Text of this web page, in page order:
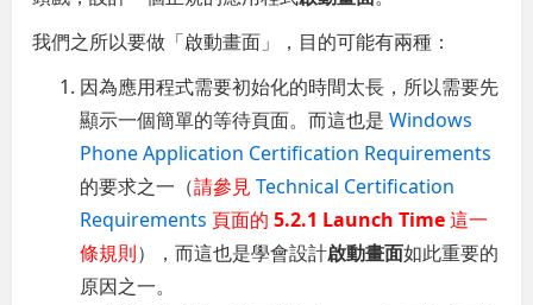
我們之所以要做「啟動畫面」，目的可能有兩種：
因為應用程式需要初始化的時間太長，所以需要先
顯示一個簡單的等待頁面。而這也是Windows
Phone Application Certification Requirements
的要求之一（請參見Technical Certification
Requirements 頁面的5.2.1 Launch Time這一
條規則），而這也是學會設計啟動畫面如此重要的
原因之一。